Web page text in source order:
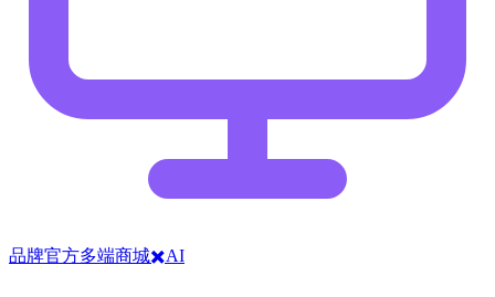
品牌官方多端商城✖️AI